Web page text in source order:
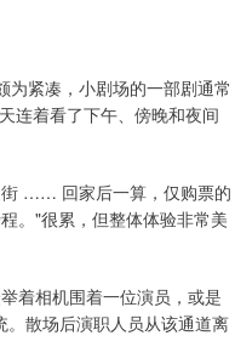
紧凑，小剧场的一部剧通常
连着看了下午、傍晚和夜间
街 …… 回家后一算，仅购票的
。"很累，但整体体验非常美
着相机围着一位演员，或是
散场后演职人员从该通道离